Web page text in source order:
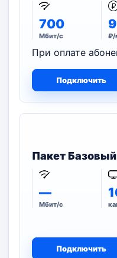
700
Мбит/с ₽/
При оплате
Подключить
Пакет Базовый
—
Мбит/с
Подключить